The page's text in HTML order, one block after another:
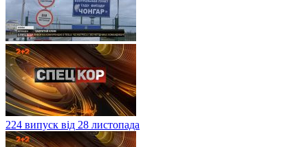
224 випуск від 28 листопада